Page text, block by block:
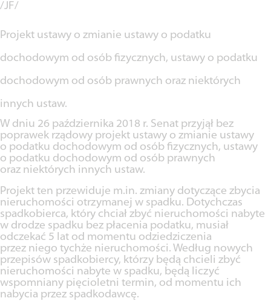
/JF/
Projekt ustawy o zmianie ustawy o podatku
dochodowym od osób fizycznych, ustawy o podatku
dochodowym od osób prawnych oraz niektórych
innych ustaw.
W dniu 26 października 2018 r. Senat przyjął bez
poprawek rządowy projekt ustawy o zmianie ustawy
o podatku dochodowym od osób fizycznych, ustawy
o podatku dochodowym od osób prawnych
oraz niektórych innych ustaw.
Projekt ten przewiduje m.in. zmiany dotyczące zbycia
nieruchomości otrzymanej w spadku. Dotychczas
spadkobierca, który chciał zbyć nieruchomości nabyte
w drodze spadku bez płacenia podatku, musiał
odczekać 5 lat od momentu odziedziczenia
przez niego tychże nieruchomości. Według nowych
przepisów spadkobiercy, którzy będą chcieli zbyć
nieruchomości nabyte w spadku, będą liczyć
wspomniany pięcioletni termin, od momentu ich
nabycia przez spadkodawcę.